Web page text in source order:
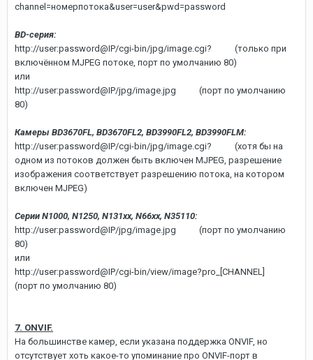
channel=номерпотока&user=user&pwd=password
BD-серия:
http://user:password@IP/cgi-bin/jpg/image.cgi? (только при
включённом MJPEG потоке, порт по умолчанию 80)
или
http://user:password@IP/jpg/image.jpg (порт по умолчанию
80)
Камеры BD3670FL, BD3670FL2, BD3990FL2, BD3990FLM:
http://user:password@IP/cgi-bin/jpg/image.cgi? (хотя бы на
одном из потоков должен быть включен MJPEG, разрешение
изображения соответствует разрешению потока, на котором
включен MJPEG)
Серии N1000, N1250, N131xx, N66xx, N35110:
http://user:password@IP/jpg/image.jpg (порт по умолчанию
80)
или
http://user:password@IP/cgi-bin/view/image?pro_[CHANNEL]
(порт по умолчанию 80)
7. ONVIF.
На большинстве камер, если указана поддержка ONVIF, но
отсутствует хоть какое-то упоминание про ONVIF-порт в